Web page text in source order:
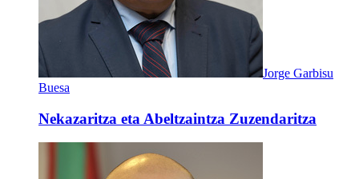
Jorge Garbisu
Buesa
Nekazaritza eta Abeltzaintza Zuzendaritza